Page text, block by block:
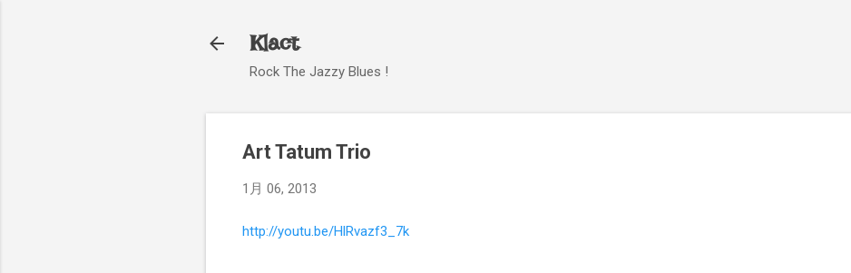
Klact
Rock The Jazzy Blues !
Art Tatum Trio
1月 06, 2013
http://youtu.be/HlRvazf3_7k